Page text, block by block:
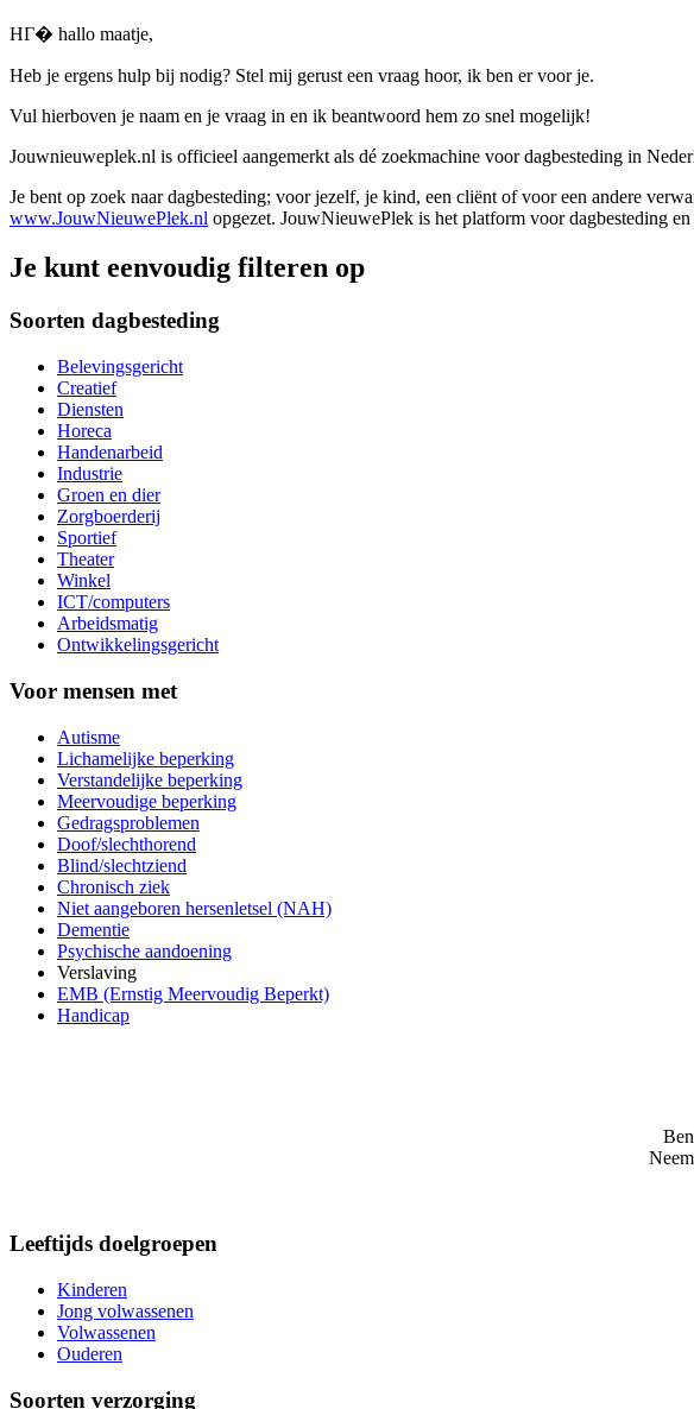
HГ� hallo maatje,
Heb je ergens hulp bij nodig? Stel mij gerust een vraag hoor, ik ben er voor je.
Vul hierboven je naam en je vraag in en ik beantwoord hem zo snel mogelijk!
Jouwnieuweplek.nl is officieel aangemerkt als dé zoekmachine voor dagbesteding in
Je bent op zoek naar dagbesteding; voor jezelf, je kind, een cliënt of voor een andere
www.JouwNieuwePlek.nl opgezet. JouwNieuwePlek is het platform voor dagbesteding
Je kunt eenvoudig filteren op
Soorten dagbesteding
Belevingsgericht
Creatief
Diensten
Horeca
Handenarbeid
Industrie
Groen en dier
Zorgboerderij
Sportief
Theater
Winkel
ICT/computers
Arbeidsmatig
Ontwikkelingsgericht
Voor mensen met
Autisme
Lichamelijke beperking
Verstandelijke beperking
Meervoudige beperking
Gedragsproblemen
Doof/slechthorend
Blind/slechtziend
Chronisch ziek
Niet aangeboren hersenletsel (NAH)
Dementie
Psychische aandoening
Verslaving
EMB (Ernstig Meervoudig Beperkt)
Handicap
Leeftijds doelgroepen
Kinderen
Jong volwassenen
Volwassenen
Ouderen
Soorten verzorging